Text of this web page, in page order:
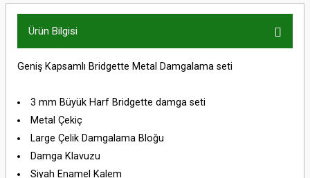
Ürün Bilgisi
Geniş Kapsamlı Bridgette Metal Damgalama seti
3 mm Büyük Harf Bridgette damga seti
Metal Çekiç
Large Çelik Damgalama Bloğu
Damga Klavuzu
Siyah Enamel Kalem